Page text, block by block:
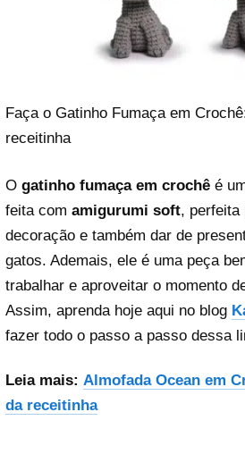
Faça o Gatinho Fumaça em
receitinha
O gatinho fumaça em crochê é
feita com amigurumi soft, perfeita
decoração e também dar de
gatos. Ademais, ele é uma peça
trabalhar e aproveitar o momento
Assim, aprenda hoje aqui no blog
fazer todo o passo a passo dessa
Leia mais: Almofada Ocean em
da receitinha